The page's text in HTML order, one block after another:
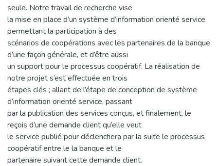
seule. Notre travail de recherche vise
la mise en place d’un système d’information orienté service,
permettant la participation à des
scénarios de coopérations avec les partenaires de la banque
d’une façon générale, et d’être aussi
un support pour le processus coopératif. La réalisation de
notre projet s’est effectuée en trois
étapes clés ; allant de l’étape de conception de système
d’information orienté service, passant
par la publication des services conçus, et finalement, le
reçois d’une demande client qu’elle veut
le service publié pour déclenchera par la suite le processus
coopératif entre le la banque et le
partenaire suivant cette demande client.